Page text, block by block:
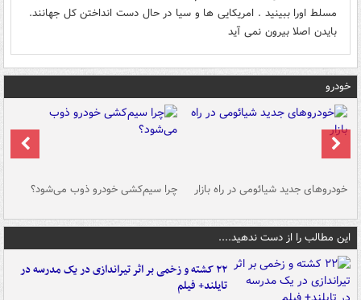
مسلط اورا ببینید . امریکایی ها و سیا در حال دست انداختن کل جهانند.
بایدن اصلا بیرون نمی آید
خودرو
خودروهای جدید شیائومی در راه بازار چرا سیم‌کشی خودرو ذوب می‌شود؟
این مطالب را از دست ندهید....
۲۲ کشته و زخمی بر اثر تیراندازی در یک مدرسه در
تایلند+ فیلم